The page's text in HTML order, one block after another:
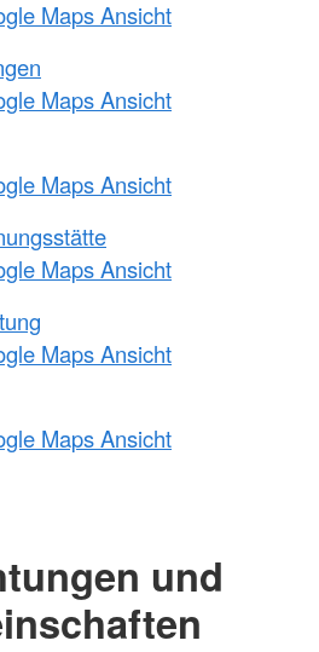
Maps Ansicht
Maps Ansicht
Maps Ansicht
Maps Ansicht
Maps Ansicht
Maps Ansicht
und